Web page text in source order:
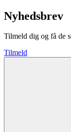
Nyhedsbrev
Tilmeld dig og få de
Tilmeld